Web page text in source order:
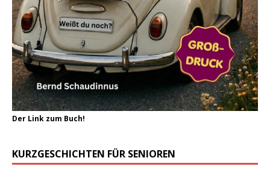
Der Link zum Buch!
KURZGESCHICHTEN FÜR SENIOREN